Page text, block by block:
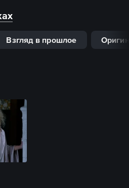
Взгляд в прошлое